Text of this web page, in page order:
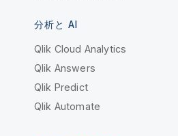
分析と AI
Qlik Cloud Analytics
Qlik Answers
Qlik Predict
Qlik Automate